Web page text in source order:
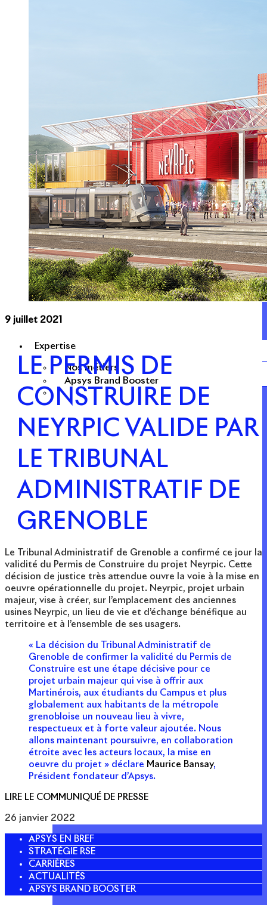
Expertise
Nos métiers
Apsys Brand Booster
9 juillet 2021
LE PERMIS DE
CONSTRUIRE DE
NEYRPIC VALIDE PAR
LE TRIBUNAL
ADMINISTRATIF DE
GRENOBLE
Le Tribunal Administratif de Grenoble a confirmé ce jour la
validité du Permis de Construire du projet Neyrpic. Cette
décision de justice très attendue ouvre la voie à la mise en
oeuvre opérationnelle du projet. Neyrpic, projet urbain
majeur, vise à créer, sur l’emplacement des anciennes
usines Neyrpic, un lieu de vie et d’échange bénéfique au
territoire et à l’ensemble de ses usagers.
« La décision du Tribunal Administratif de
Grenoble de confirmer la validité du Permis de
Construire est une étape décisive pour ce
projet urbain majeur qui vise à offrir aux
Martinérois, aux étudiants du Campus et plus
globalement aux habitants de la métropole
grenobloise un nouveau lieu à vivre,
respectueux et à forte valeur ajoutée. Nous
allons maintenant poursuivre, en collaboration
étroite avec les acteurs locaux, la mise en
oeuvre du projet » déclare Maurice Bansay,
Président fondateur d’Apsys.
LIRE LE COMMUNIQUÉ DE PRESSE
26 janvier 2022
APSYS EN BREF
STRATÉGIE RSE
CARRIÈRES
ACTUALITÉS
APSYS BRAND BOOSTER